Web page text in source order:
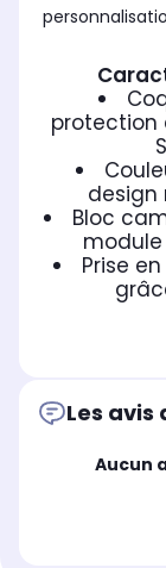
protection
design
Bloc
Prise
Les avis
Aucun